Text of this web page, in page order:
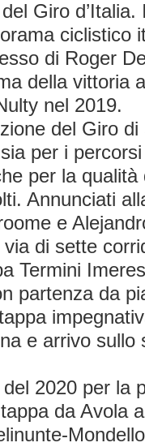
Giro
ciclistico
di Roger
della vittoria
nel 2019.
del Giro
per i
per la
Annunciati
e
di sette
Termini
partenza da
e arrivo
2020 per la
da Avola